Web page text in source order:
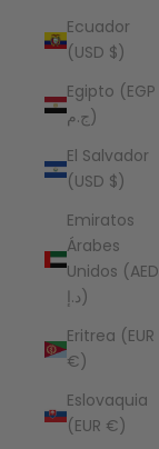
Ecuador
(USD $)
Egipto (EGP
ج.م)
El Salvador
(USD $)
Emiratos
Árabes
Unidos (AED
د.إ)
Eritrea (EUR
€)
Eslovaquia
(EUR €)